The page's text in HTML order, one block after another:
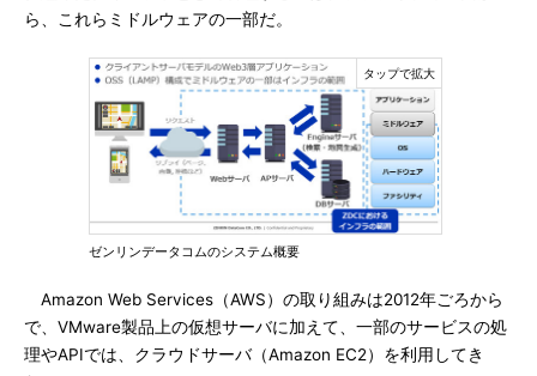
ら、これらミドルウェアの一部だ。
ゼンリンデータコムのシステム概要
Amazon Web Services（AWS）の取り組みは2012年ごろから
で、VMware製品上の仮想サーバに加えて、一部のサービスの処
理やAPIでは、クラウドサーバ（Amazon EC2）を利用してき